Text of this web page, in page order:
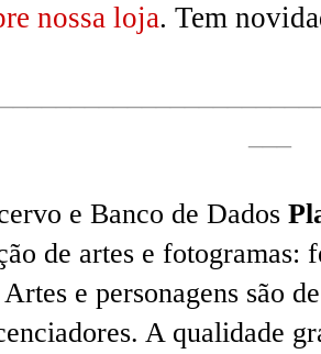
nossa loja. Tem
e Banco de Dados
de artes e fotogramas:
e personagens são
A qualidade